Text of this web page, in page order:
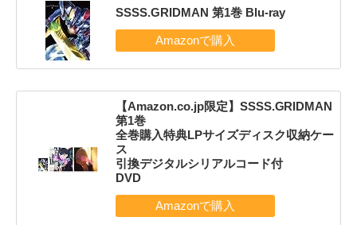
SSSS.GRIDMAN 第1巻 Blu-ray
【Amazon.co.jp限定】SSSS.GRIDMAN
第1巻
全巻購入特典LPサイズディスク収納ケー
ス
引換デジタルシリアルコード付
DVD